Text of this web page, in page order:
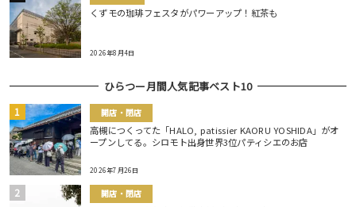
くずモの珈琲フェスタがパワーアップ！紅茶も
2026年8月4日
ひらつー月間人気記事ベスト10
開店・閉店
高槻につくってた「HALO, patissier KAORU YOSHIDA」がオ
ープンしてる。シロモト出身世界3位パティシエのお店
2026年7月26日
開店・閉店